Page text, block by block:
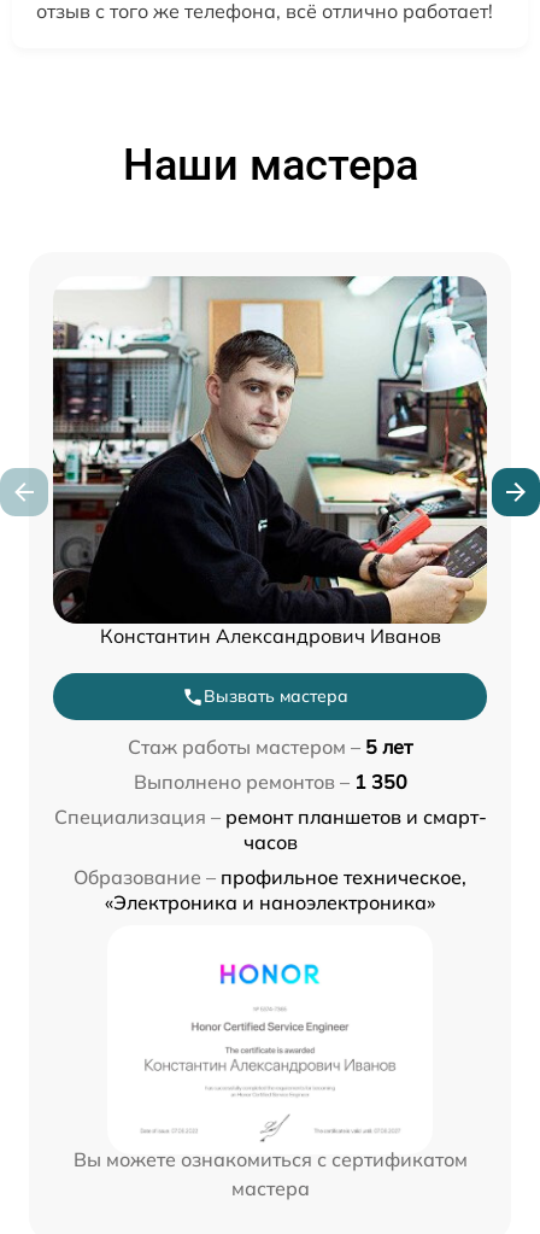
отзыв с того же телефона, всё отлично работает!
Наши мастера
Константин Александрович Иванов
Вызвать мастера
Стаж работы мастером – 5 лет
Выполнено ремонтов – 1 350
Специализация – ремонт планшетов и смарт-
часов
Образование – профильное техническое,
«Электроника и наноэлектроника»
Вы можете ознакомиться с сертификатом
мастера